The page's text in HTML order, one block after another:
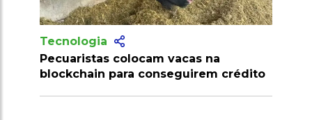
Tecnologia
Produtores recebem mais de 10
milhões de doses de vacinas contra